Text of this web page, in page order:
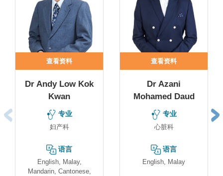
查看资料
Dr Andy Low Kok
Kwan
专业
妇产科
语言
English, Malay,
Mandarin, Cantonese,
查看资料
Dr Azani
Mohamed Daud
专业
心脏科
语言
English, Malay